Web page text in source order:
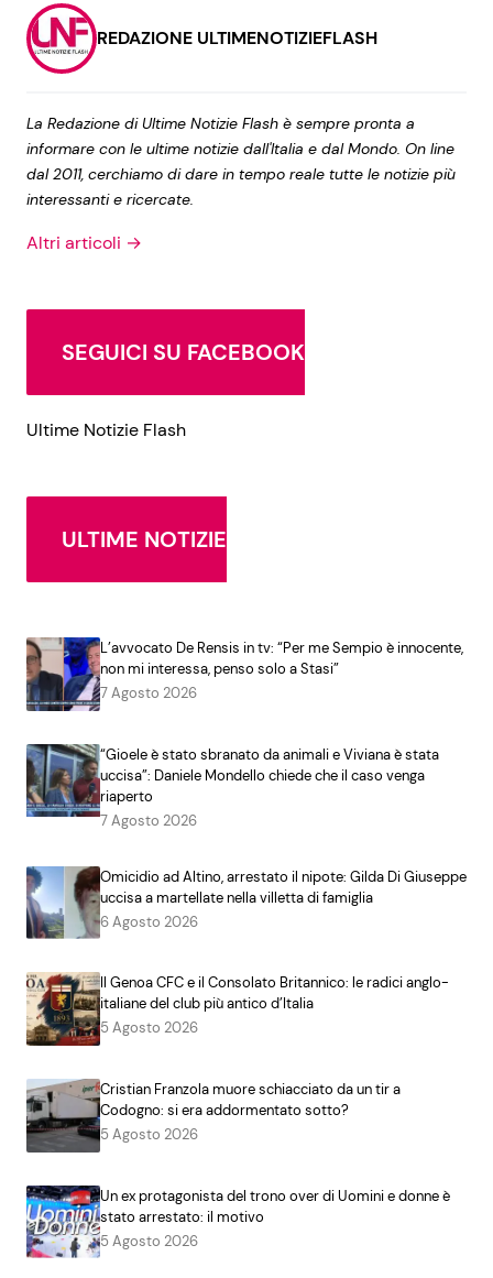
REDAZIONE ULTIMENOTIZIEFLASH
La Redazione di Ultime Notizie Flash è sempre pronta a
informare con le ultime notizie dall'Italia e dal Mondo. On line
dal 2011, cerchiamo di dare in tempo reale tutte le notizie più
interessanti e ricercate.
Altri articoli →
SEGUICI SU FACEBOOK
Ultime Notizie Flash
ULTIME NOTIZIE
L’avvocato De Rensis in tv: “Per me Sempio è innocente,
non mi interessa, penso solo a Stasi”
7 Agosto 2026
“Gioele è stato sbranato da animali e Viviana è stata
uccisa”: Daniele Mondello chiede che il caso venga
riaperto
7 Agosto 2026
Omicidio ad Altino, arrestato il nipote: Gilda Di Giuseppe
uccisa a martellate nella villetta di famiglia
6 Agosto 2026
Il Genoa CFC e il Consolato Britannico: le radici anglo-
italiane del club più antico d’Italia
5 Agosto 2026
Cristian Franzola muore schiacciato da un tir a
Codogno: si era addormentato sotto?
5 Agosto 2026
Un ex protagonista del trono over di Uomini e donne è
stato arrestato: il motivo
5 Agosto 2026